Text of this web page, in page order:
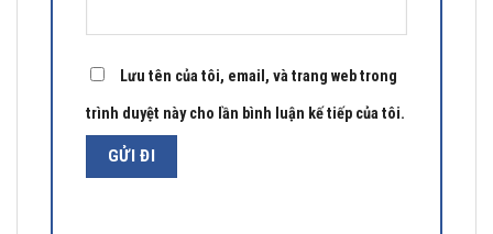
Lưu tên của tôi, email, và trang web trong
trình duyệt này cho lần bình luận kế tiếp của tôi.